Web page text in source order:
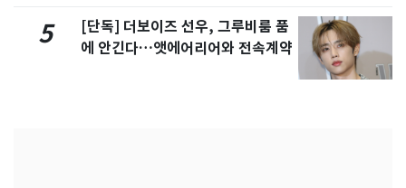
5
[단독] 더보이즈 선우, 그루비룸 품
에 안긴다…앳에어리어와 전속계약